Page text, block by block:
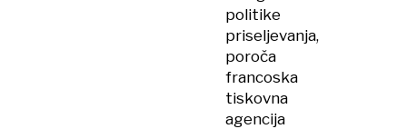
politike
priseljevanja,
poroča
francoska
tiskovna
agencija